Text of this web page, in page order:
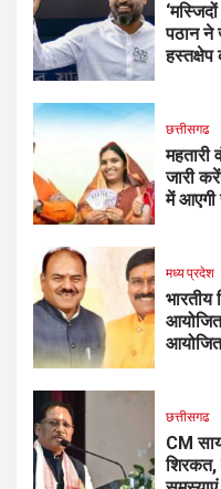
पठान ने
हस्तक्षेप
छत्तीसगढ
जारी
में आएगी
मध्य प्रदेश
भारतीय
आयोजित
छत्तीसगढ
CM
शिरकत,